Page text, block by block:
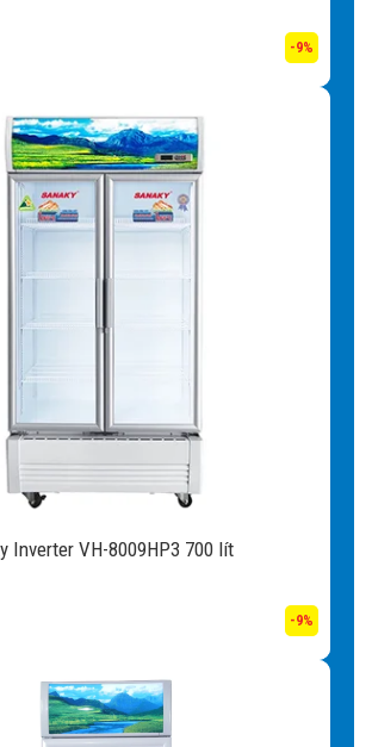
-9%
Inverter VH-8009HP3 700 lít
-9%